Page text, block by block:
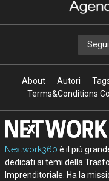
About Autori
Terms&Conditions
Nextwork360 è il più
dedicati ai temi della
Imprenditoriale. Ha la